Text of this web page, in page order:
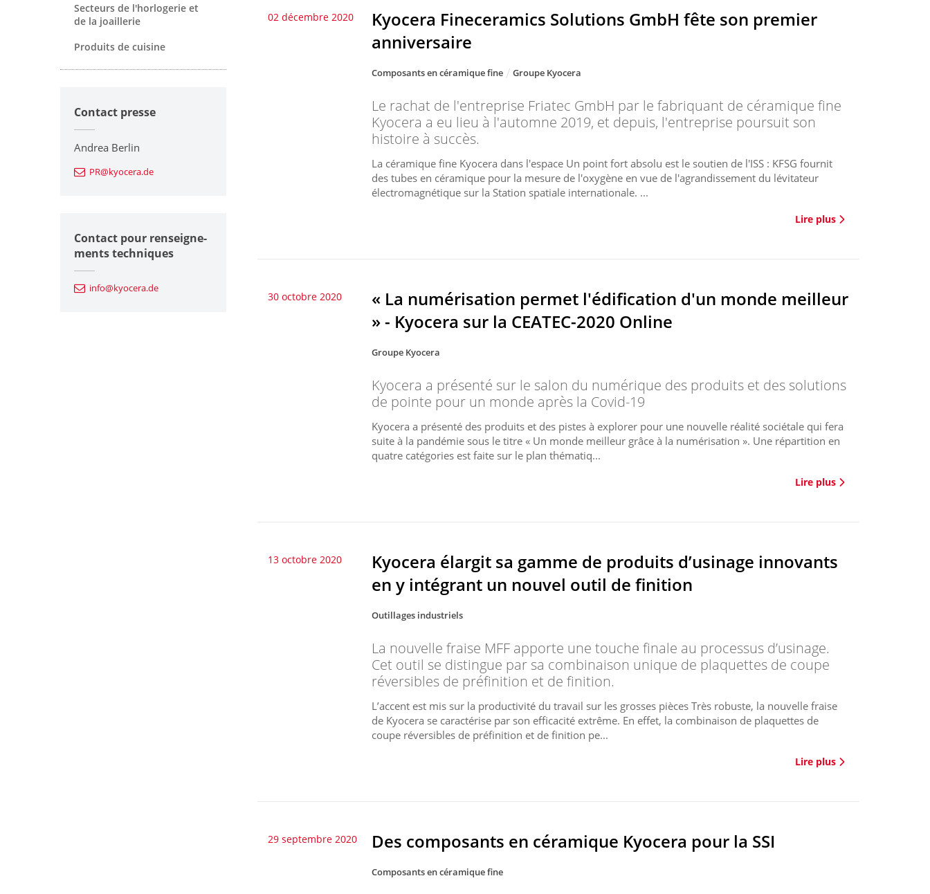
02 décembre 2020
Kyocera Fineceramics Solutions GmbH fête son premier
anniversaire
Composants en céramique fine Groupe Kyocera
Le rachat de l'entreprise Friatec GmbH par le fabriquant de céramique fine
Kyocera a eu lieu à l'automne 2019, et depuis, l'entreprise poursuit son
histoire à succès.
La céramique fine Kyocera dans l'espace Un point fort absolu est le soutien de l'ISS : KFSG fournit
des tubes en céramique pour la mesure de l'oxygène en vue de l'agrandissement du lévitateur
électromagnétique sur la Station spatiale internationale. ...
Lire plus
30 octobre 2020
« La numérisation permet l'édification d'un monde meilleur
» - Kyocera sur la CEATEC-2020 Online
Groupe Kyocera
Kyocera a présenté sur le salon du numérique des produits et des solutions
de pointe pour un monde après la Covid-19
Kyocera a présenté des produits et des pistes à explorer pour une nouvelle réalité sociétale qui fera
suite à la pandémie sous le titre « Un monde meilleur grâce à la numérisation ». Une répartition en
quatre catégories est faite sur le plan thématiq...
Lire plus
13 octobre 2020
Kyocera élargit sa gamme de produits d’usinage innovants
en y intégrant un nouvel outil de finition
Outillages industriels
La nouvelle fraise MFF apporte une touche finale au processus d’usinage.
Cet outil se distingue par sa combinaison unique de plaquettes de coupe
réversibles de préfinition et de finition.
L’accent est mis sur la productivité du travail sur les grosses pièces Très robuste, la nouvelle fraise
de Kyocera se caractérise par son efficacité extrême. En effet, la combinaison de plaquettes de
coupe réversibles de préfinition et de finition pe...
Lire plus
29 septembre 2020 Des composants en céramique Kyocera pour la SSI
Composants en céramique fine
Secteurs de l'horlogerie et
de la joaillerie
Produits de cuisine
Contact presse
Andrea Berlin
PR@kyocera.de
Contact pour renseigne-
ments techniques
info@kyocera.de